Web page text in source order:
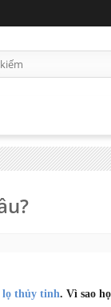
lọ thủy tinh. Vì sao